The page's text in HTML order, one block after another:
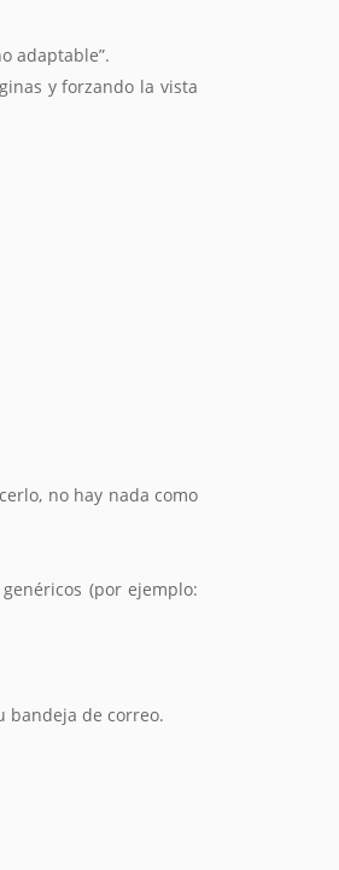
adaptable”.
y forzando la vista
no hay nada como
(por ejemplo:
bandeja de correo.